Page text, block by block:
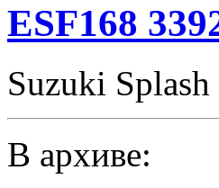
ESF168
Suzuki Splash
В архиве: